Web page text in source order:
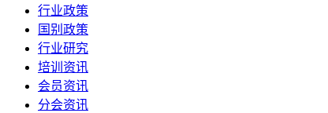
行业政策
国别政策
行业研究
培训资讯
会员资讯
分会资讯